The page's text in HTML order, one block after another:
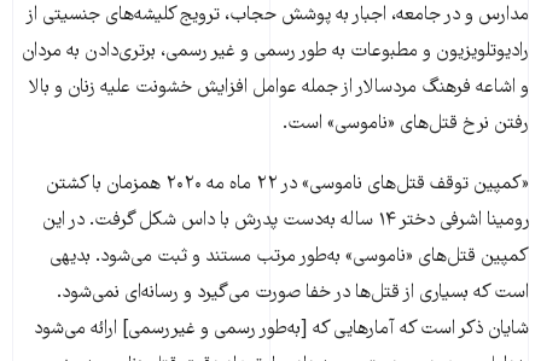
مدارس و در جامعه، اجبار به پوشش حجاب، ترویج کلیشه‌های جنسیتی از
رادیوتلویزیون و مطبوعات به طور رسمی و غیر رسمی، برتری‌دادن به مردان
و اشاعه فرهنگ مردسالار از جمله عوامل افزایش خشونت علیه زنان و بالا
رفتن نرخ قتل‌های «ناموسی» است.
«کمپین توقف قتل‌های ناموسی» در ۲۲ ماه مه ۲۰۲۰ همزمان با کشتن
رومینا اشرفی دختر ۱۴ ساله به‌دست پدرش با داس شکل گرفت. در این
کمپین قتل‌های «ناموسی» به‌طور مرتب مستند و ثبت می‌شود. بدیهی
است که بسیاری از قتل‌ها در خفا صورت می‌گیرد و رسانه‌ای نمی‌شود.
شایان ذکر است که آمارهایی که [به‌‌طور رسمی و غیررسمی] ارائه می‌شود